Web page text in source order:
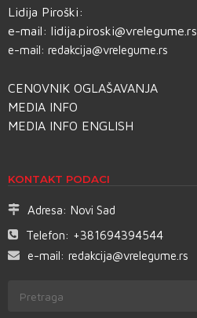
Lidija Piroški:
e-mail: lidija.piroski@vrelegume.rs
e-mail: redakcija@vrelegume.rs
CENOVNIK OGLAŠAVANJA
MEDIA INFO
MEDIA INFO ENGLISH
KONTAKT PODACI
Adresa: Novi Sad
Telefon: +381694394544
e-mail: redakcija@vrelegume.rs